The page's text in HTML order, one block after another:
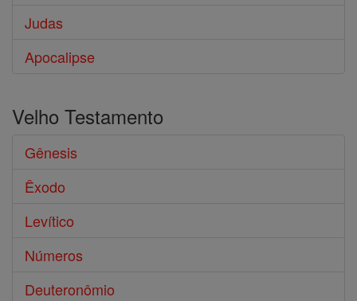
Judas
Apocalipse
Velho Testamento
Gênesis
Êxodo
Levítico
Números
Deuteronômio